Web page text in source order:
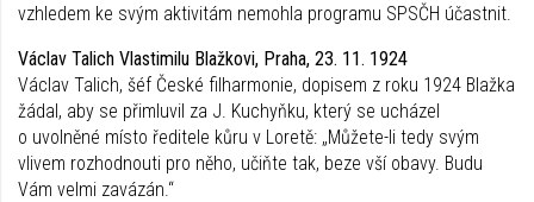
vzhledem ke svým aktivitám nemohla programu SPSČH účastnit.
Václav Talich Vlastimilu Blažkovi, Praha, 23. 11. 1924
Václav Talich, šéf České filharmonie, dopisem z roku 1924 Blažka
žádal, aby se přimluvil za J. Kuchyňku, který se ucházel
o uvolněné místo ředitele kůru v Loretě: „Můžete-li tedy svým
vlivem rozhodnouti pro něho, učiňte tak, beze vší obavy. Budu
Vám velmi zavázán.“